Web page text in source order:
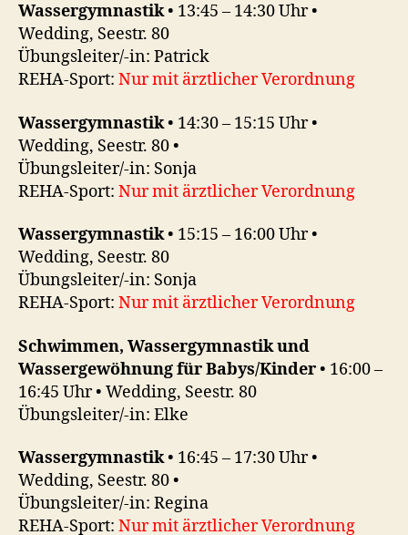
Wassergymnastik • 13:45 – 14:30 Uhr •
Wedding, Seestr. 80
Übungsleiter/-in: Patrick
REHA-Sport: Nur mit ärztlicher Verordnung
Wassergymnastik• 14:30 – 15:15 Uhr •
Wedding, Seestr. 80 •
Übungsleiter/-in: Sonja
REHA-Sport: Nur mit ärztlicher Verordnung
Wassergymnastik• 15:15 – 16:00 Uhr •
Wedding, Seestr. 80
Übungsleiter/-in: Sonja
REHA-Sport: Nur mit ärztlicher Verordnung
Schwimmen, Wassergymnastik und
Wassergewöhnung für Babys/Kinder • 16:00 –
16:45 Uhr • Wedding, Seestr. 80
Übungsleiter/-in: Elke
Wassergymnastik• 16:45 – 17:30 Uhr •
Wedding, Seestr. 80 •
Übungsleiter/-in: Regina
REHA-Sport: Nur mit ärztlicher Verordnung